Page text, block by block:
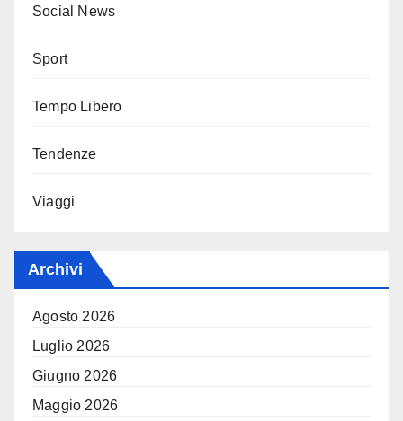
Social News
Sport
Tempo Libero
Tendenze
Viaggi
Archivi
Agosto 2026
Luglio 2026
Giugno 2026
Maggio 2026